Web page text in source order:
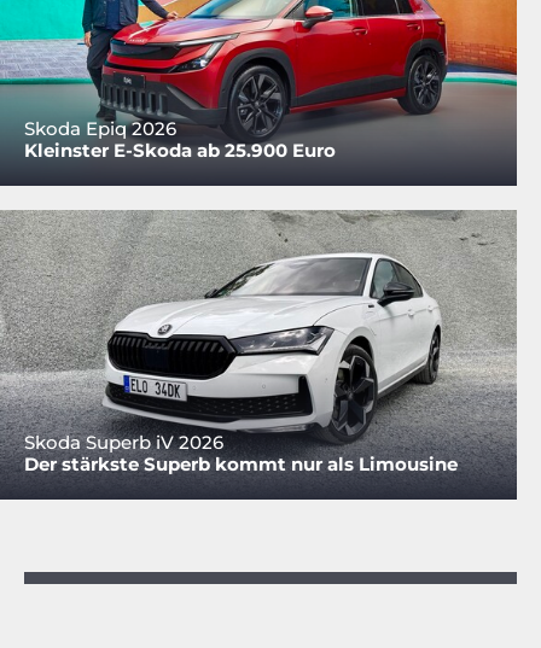
Skoda Epiq 2026
Kleinster E-Skoda ab 25.900 Euro
Skoda Superb iV 2026
Der stärkste Superb kommt nur als Limousine